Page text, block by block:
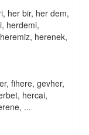
her bir, her dem,
herdemi,
herenek,
fihere, gevher,
hercai,
...